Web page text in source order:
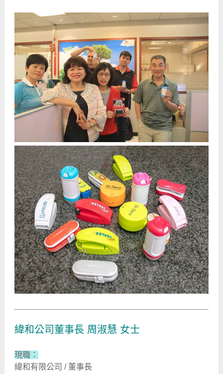
緯和公司董事長 周淑慧 女士
現職：
緯和有限公司 / 董事長